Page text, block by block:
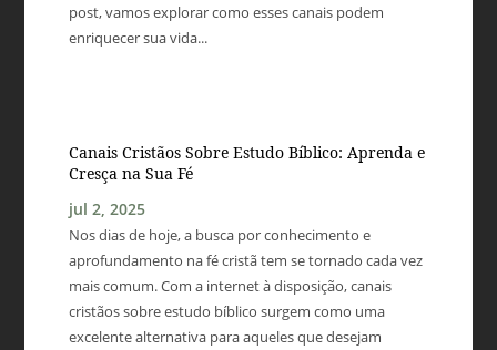
post, vamos explorar como esses canais podem
enriquecer sua vida...
Canais Cristãos Sobre Estudo Bíblico: Aprenda e
Cresça na Sua Fé
jul 2, 2025
Nos dias de hoje, a busca por conhecimento e
aprofundamento na fé cristã tem se tornado cada vez
mais comum. Com a internet à disposição, canais
cristãos sobre estudo bíblico surgem como uma
excelente alternativa para aqueles que desejam